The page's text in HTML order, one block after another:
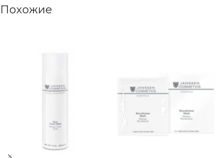
Похожие